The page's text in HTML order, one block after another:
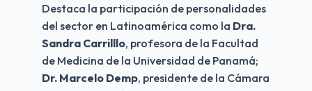
Destaca la participación de personalidades
del sector en Latinoamérica como la Dra.
Sandra Carrilllo, profesora de la Facultad
de Medicina de la Universidad de Panamá;
Dr. Marcelo Demp, presidente de la Cámara